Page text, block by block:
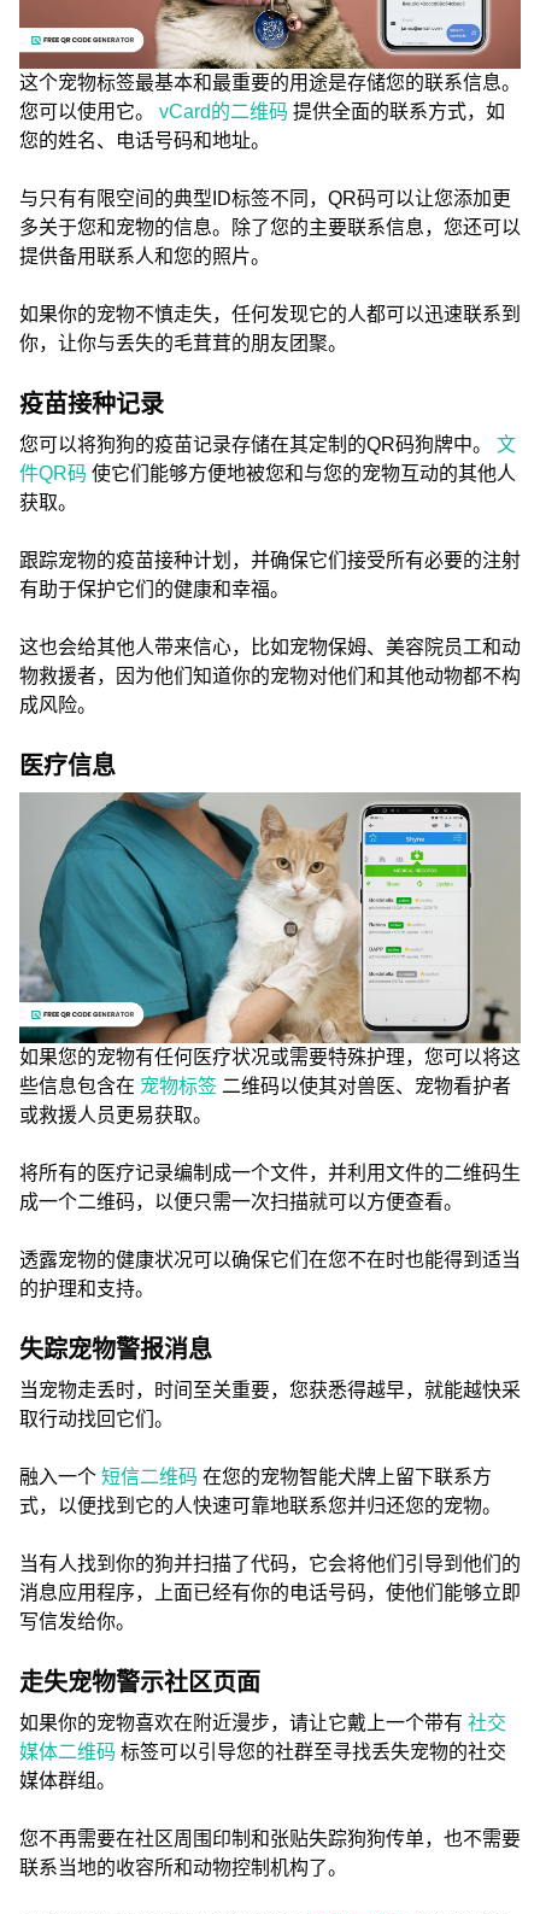
这个宠物标签最基本和最重要的用途是存储您的联系信息。
您可以使用它。 vCard的二维码 提供全面的联系方式，如
您的姓名、电话号码和地址。
与只有有限空间的典型ID标签不同，QR码可以让您添加更
多关于您和宠物的信息。除了您的主要联系信息，您还可以
提供备用联系人和您的照片。
如果你的宠物不慎走失，任何发现它的人都可以迅速联系到
你，让你与丢失的毛茸茸的朋友团聚。
疫苗接种记录
您可以将狗狗的疫苗记录存储在其定制的QR码狗牌中。 文
件QR码 使它们能够方便地被您和与您的宠物互动的其他人
获取。
跟踪宠物的疫苗接种计划，并确保它们接受所有必要的注射
有助于保护它们的健康和幸福。
这也会给其他人带来信心，比如宠物保姆、美容院员工和动
物救援者，因为他们知道你的宠物对他们和其他动物都不构
成风险。
医疗信息
如果您的宠物有任何医疗状况或需要特殊护理，您可以将这
些信息包含在 宠物标签 二维码以使其对兽医、宠物看护者
或救援人员更易获取。
将所有的医疗记录编制成一个文件，并利用文件的二维码生
成一个二维码，以便只需一次扫描就可以方便查看。
透露宠物的健康状况可以确保它们在您不在时也能得到适当
的护理和支持。
失踪宠物警报消息
当宠物走丢时，时间至关重要，您获悉得越早，就能越快采
取行动找回它们。
融入一个 短信二维码 在您的宠物智能犬牌上留下联系方
式，以便找到它的人快速可靠地联系您并归还您的宠物。
当有人找到你的狗并扫描了代码，它会将他们引导到他们的
消息应用程序，上面已经有你的电话号码，使他们能够立即
写信发给你。
走失宠物警示社区页面
如果你的宠物喜欢在附近漫步，请让它戴上一个带有 社交
媒体二维码 标签可以引导您的社群至寻找丢失宠物的社交
媒体群组。
您不再需要在社区周围印制和张贴失踪狗狗传单，也不需要
联系当地的收容所和动物控制机构了。